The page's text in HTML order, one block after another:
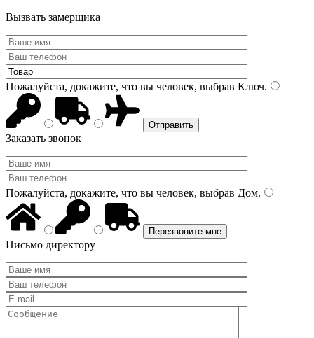
Вызвать замерщика
Пожалуйста, докажите, что вы человек, выбрав Ключ.
Заказать звонок
Пожалуйста, докажите, что вы человек, выбрав Дом.
Письмо директору